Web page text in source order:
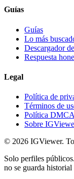
Guías
Guías
Lo más
Descargador
Respuesta
Legal
Política de
Términos de
Política
Sobre
© 2026 IGViewer.
Solo perfiles
no se guarda historial